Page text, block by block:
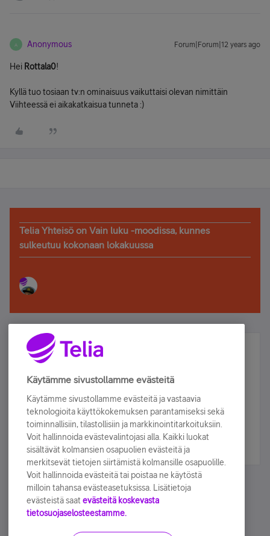
A Anonymous Forum|Forum|12 years ago
Hei Rottala0!
Kyllä tuo tosiaan tv:n ominaisuus vaikuttaisi olevan nimittäin
Viihteessä ei aikakatkaisua tunneta :)
Telia Yhteisö on Vain luku -moodissa, kunnes
sulkeutuu kokonaan lokakuussa
Älä jää paitsi – osallistu ja voita!
Tilaa Telian uutiskirje ja olet mukana arvonnassa.
sähköpostiisi.
Tilaa nyt
Käytämme sivustollamme evästeitä
Käytämme sivustollamme evästeitä ja vastaavia
teknologioita käyttökokemuksen parantamiseksi sekä
toiminnallisiin, tilastollisiin ja markkinointitarkoituksiin.
Voit hallinnoida evästevalintojasi alla. Kaikki luokat
sisältävät kolmansien osapuolien evästeitä ja
merkitsevät tietojen siirtämistä kolmansille osapuolille.
Voit hallinnoida evästeitä tai poistaa ne käytöstä
milloin tahansa evästeasetuksissa. Lisätietoja
evästeistä saat evästeitä koskevasta
tietosuojaselosteestamme.